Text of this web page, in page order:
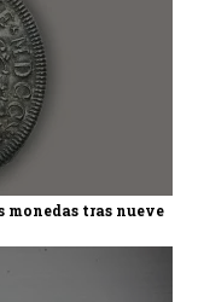
tras nueve